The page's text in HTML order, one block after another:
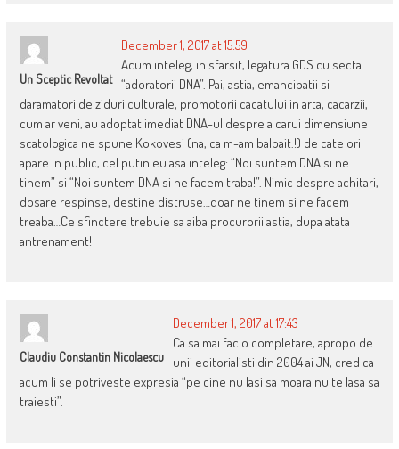
Un Sceptic Revoltat
December 1, 2017 at 15:59
Acum inteleg, in sfarsit, legatura GDS cu secta
“adoratorii DNA”. Pai, astia, emancipatii si
daramatori de ziduri culturale, promotorii cacatului in arta, cacarzii,
cum ar veni, au adoptat imediat DNA-ul despre a carui dimensiune
scatologica ne spune Kokovesi (na, ca m-am balbait.!) de cate ori
apare in public, cel putin eu asa inteleg: “Noi suntem DNA si ne
tinem” si “Noi suntem DNA si ne facem traba!”. Nimic despre achitari,
dosare respinse, destine distruse…doar ne tinem si ne facem
treaba…Ce sfinctere trebuie sa aiba procurorii astia, dupa atata
antrenament!
Claudiu Constantin Nicolaescu
December 1, 2017 at 17:43
Ca sa mai fac o completare, apropo de
unii editorialisti din 2004 ai JN, cred ca
acum li se potriveste expresia “pe cine nu lasi sa moara nu te lasa sa
traiesti”.